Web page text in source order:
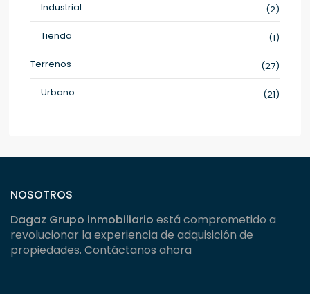
Industrial
(2)
Tienda
(1)
Terrenos
(27)
Urbano
(21)
NOSOTROS
Dagaz Grupo inmobiliario está comprometido a
revolucionar la experiencia de adquisición de
propiedades. Contáctanos ahora